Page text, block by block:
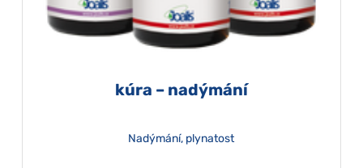
kúra – nadýmání
Nadýmání, plynatost